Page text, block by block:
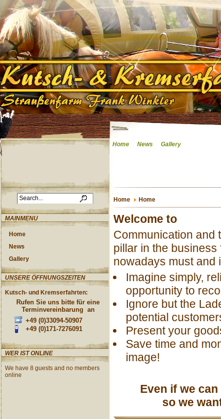
Home News Gallery
Home Home
MAINMENU
Home
News
Gallery
UNSERE ÖFFNUNGSZEITEN
Kutsch- und Kremserfahrten:
Rufen Sie uns bitte für eine
Terminvereinbarung an
+49 (0)33094-50907
+49 (0)171-7276091
WER IST ONLINE
We have 8 guests and no members
online
Welcome to
Communication and
pillar in the
nowadays must and
Imagine simply,
opportunity to
Ignore but the
potential
Present your
Save time and
image!
Even if we
so we